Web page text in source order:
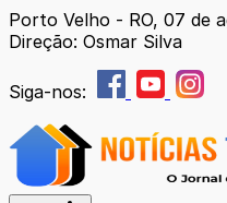
Porto Velho - RO, 07 de
Direção: Osmar Silva
Siga-nos: